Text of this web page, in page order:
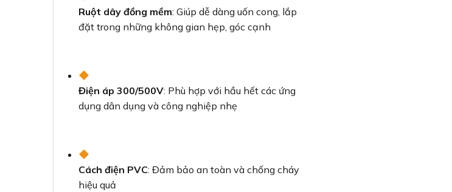
Ruột dây đồng mềm: Giúp dễ dàng uốn cong, lắp
đặt trong những không gian hẹp, góc cạnh
Điện áp 300/500V: Phù hợp với hầu hết các ứng
dụng dân dụng và công nghiệp nhẹ
Cách điện PVC: Đảm bảo an toàn và chống cháy
hiệu quả